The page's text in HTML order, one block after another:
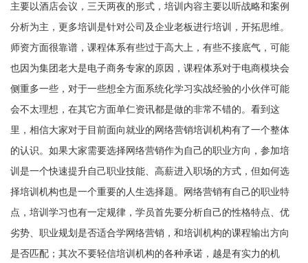
主要以酒店会议，三天两夜的形式，培训内容主要以听战略和案例
分析为主，更多培训是针对公司及企业老板进行培训，开拓思维。
师资方面很靠谱，课程体系有些过于高大上，有些不接底气，可能
也因为集团老大是电子商务专家的原因，课程体系对于电商模块会
侧重多一些，对于一些想全方面系统化学习实战经验的小伙伴可能
会不太理想，在其它方面单仁资讯都是做的非常不错的。看到这
里，相信大家对于目前面向就业的网络营销培训机构有了一个整体
的认识。如果大家需要选择网络营销作为自己的职业方向，参加培
训是一个快速提升自己职业技能、高薪进入职场的方式，但如何选
择培训机构也是一个重要的人生选择题。网络营销有自己的职业特
点，培训学习也有一定规律，学员首先要分析自己的性格特点、优
劣势、职业规划是否适合学网络营销，和培训机构的课程输出方向
是否匹配；其次不要轻信培训机构的各种承诺，越是有实力的机